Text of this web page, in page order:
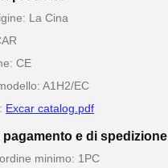
La Cina
CE
A1H2/EC
Excar catalog.pdf
pagamento e di spedizione
minimo: 1PC